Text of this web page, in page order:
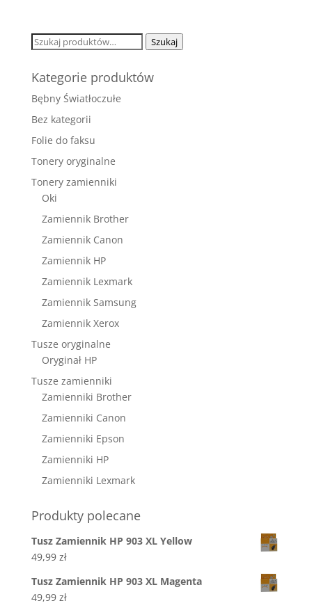
Szukaj: Szukaj
Kategorie produktów
Bębny Światłoczułe
Bez kategorii
Folie do faksu
Tonery oryginalne
Tonery zamienniki
Oki
Zamiennik Brother
Zamiennik Canon
Zamiennik HP
Zamiennik Lexmark
Zamiennik Samsung
Zamiennik Xerox
Tusze oryginalne
Oryginał HP
Tusze zamienniki
Zamienniki Brother
Zamienniki Canon
Zamienniki Epson
Zamienniki HP
Zamienniki Lexmark
Produkty polecane
Tusz Zamiennik HP 903 XL Yellow
49,99 zł
Tusz Zamiennik HP 903 XL Magenta
49,99 zł